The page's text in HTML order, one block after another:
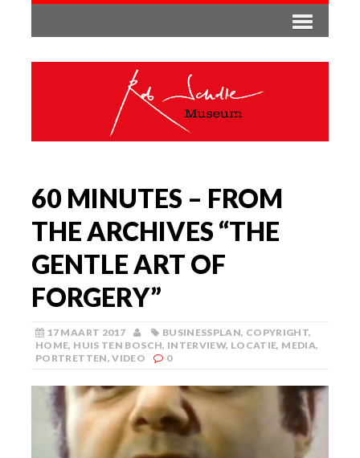
60 MINUTES – FROM
THE ARCHIVES “THE
GENTLE ART OF
FORGERY”
17 MAART 2017 BUSINESSPLAN, COPYRIGHT,
HOME, HUIS TEN BOSCH, INTERVIEW, LOCATIE, MEDIA,
PORTRETTEN,VIDEO 0